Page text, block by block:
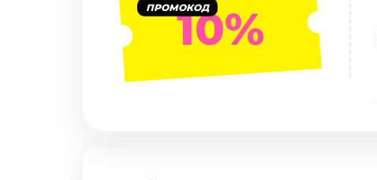
ПРОМОКОД10%